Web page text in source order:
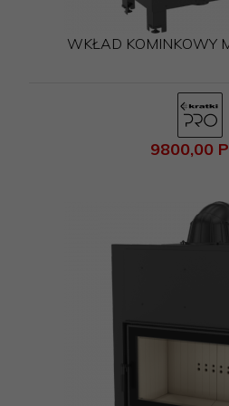
WKŁAD KOMINKOWY
9800,00